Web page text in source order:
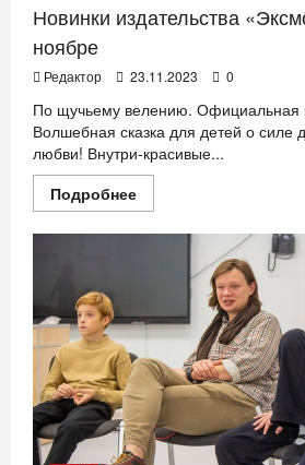
Новинки издательства
ноябре
Редактор 23.11.2023 0
По щучьему велению. Официальная
Волшебная сказка для детей о силе
любви! Внутри-красивые...
ПодробнееПрочитать
больше
Новинки
издательства
«Эксмодетство»
ноябре